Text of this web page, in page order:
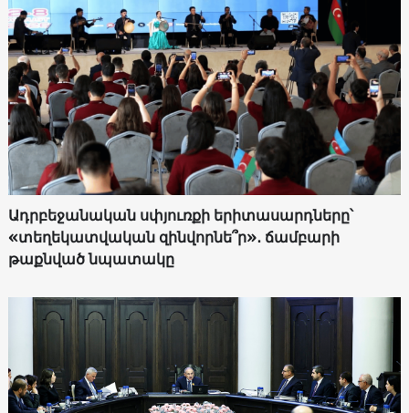
Ադրբեջանական սփյուռքի երիտասարդները՝
«տեղեկատվական զինվորնե՞ր»․ ճամբարի
թաքնված նպատակը